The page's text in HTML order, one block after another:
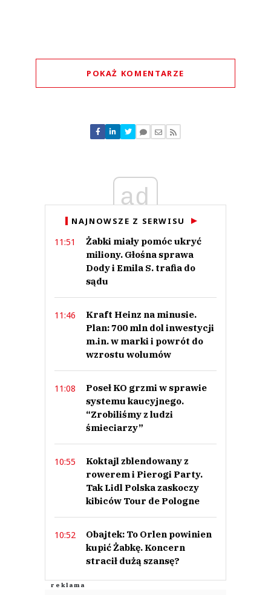
POKAŻ KOMENTARZE
Nie znaleziono komentarzy
Zostaw swoje komentarze
Anuluj
ad
NAJNOWSZE Z SERWISU
11:51
Żabki miały pomóc ukryć
miliony. Głośna sprawa
Dody i Emila S. trafia do
sądu
11:46
Kraft Heinz na minusie.
Plan: 700 mln dol inwestycji
m.in. w marki i powrót do
wzrostu wolumów
11:08
Poseł KO grzmi w sprawie
systemu kaucyjnego.
“Zrobiliśmy z ludzi
śmieciarzy”
10:55
Koktajl zblendowany z
rowerem i Pierogi Party.
Tak Lidl Polska zaskoczy
kibiców Tour de Pologne
10:52
Obajtek: To Orlen powinien
kupić Żabkę. Koncern
stracił dużą szansę?